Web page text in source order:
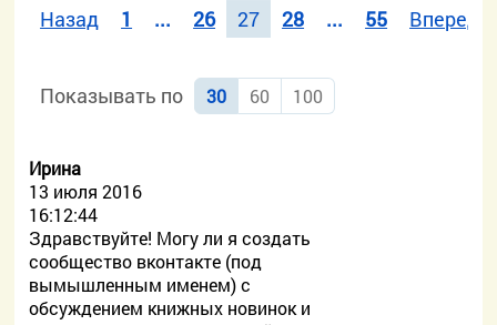
Назад 1 ... 26 27 28 ... 55 Вперед
Показывать по 30 60 100
Ирина
13 июля 2016
16:12:44
Здравствуйте! Могу ли я создать
сообщество вконтакте (под
вымышленным именем) с
обсуждением книжных новинок и